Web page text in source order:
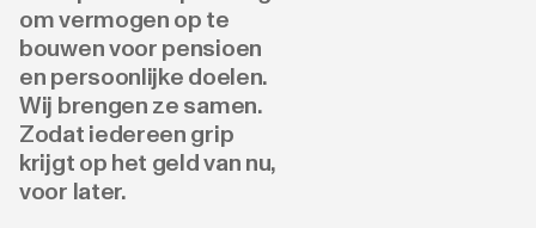
om vermogen op te
bouwen voor pensioen
en persoonlijke doelen.
Wij brengen ze samen.
Zodat iedereen grip
krijgt op het geld van nu,
voor later.